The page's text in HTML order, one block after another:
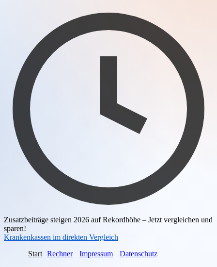
Zusatzbeiträge steigen 2026 auf Rekordhöhe – Jetzt vergleichen und
sparen!
Krankenkassen im direkten Vergleich
Start Rechner Impressum Datenschutz